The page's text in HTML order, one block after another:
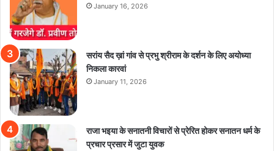
January 16, 2026
सरांय सैद ख़ां गांव से प्रभु श्रीराम के दर्शन के लिए अयोध्या
निकला कारवां
January 11, 2026
राजा भइया के सनातनी विचारों से प्रेरित होकर सनातन धर्म के
प्रचार प्रसार में जुटा युवक